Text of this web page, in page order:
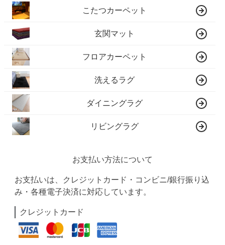
こたつカーペット
玄関マット
フロアカーペット
洗えるラグ
ダイニングラグ
リビングラグ
お支払い方法について
お支払いは、クレジットカード・コンビニ/銀行振り込
み・各種電子決済に対応しています。
クレジットカード